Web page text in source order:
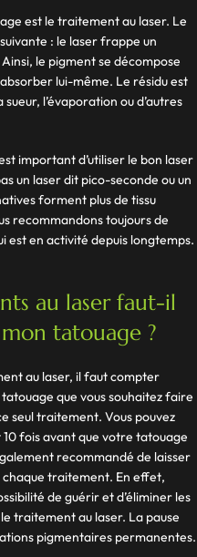
est le traitement au laser. Le
: le laser frappe un
le pigment se décompose
lui-même. Le résidu est
l’évaporation ou d’autres
important d’utiliser le bon laser
un laser dit pico-seconde ou un
forment plus de tissu
recommandons toujours de
est en activité depuis longtemps.
au laser faut-il
tatouage ?
au laser, il faut compter
que vous souhaitez faire
seul traitement. Vous pouvez
fois avant que votre tatouage
recommandé de laisser
chaque traitement. En effet,
de guérir et d’éliminer les
traitement au laser. La pause
pigmentaires permanentes.